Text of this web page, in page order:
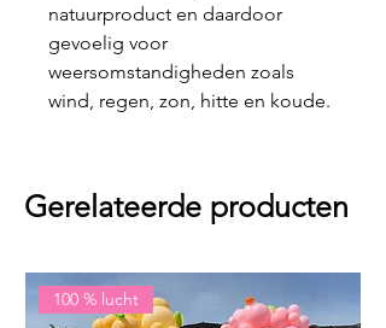
natuurproduct en daardoor
gevoelig voor
weersomstandigheden zoals
wind, regen, zon, hitte en koude.
Gerelateerde producten
100 % lucht